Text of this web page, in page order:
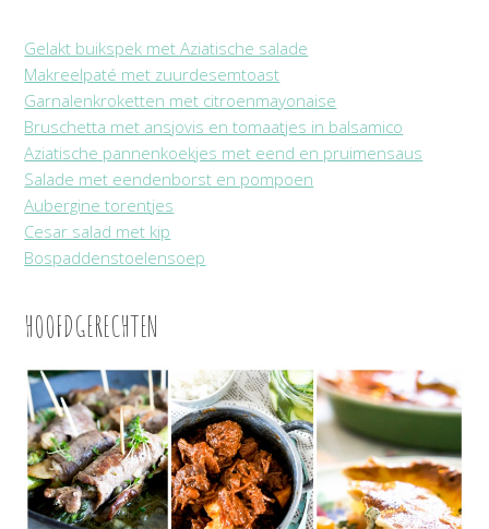
Gelakt buikspek met Aziatische salade
Makreelpaté met zuurdesemtoast
Garnalenkroketten met citroenmayonaise
Bruschetta met ansjovis en tomaatjes in balsamico
Aziatische pannenkoekjes met eend en pruimensaus
Salade met eendenborst en pompoen
Aubergine torentjes
Cesar salad met kip
Bospaddenstoelensoep
HOOFDGERECHTEN